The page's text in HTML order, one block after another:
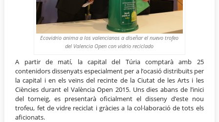
Ecovidrio anima a los valencianos a diseñar el nuevo trofeo
del Valencia Open con vidrio reciclado
A partir de matí, la capital del Túria comptarà amb 25
contenidors dissenyats especialment per a l’ocasió distribuïts per
la capital i en els veïns del recinte de la Ciutat de les Arts i les
Ciències durant el València Open 2015. Uns dies abans de l’inici
del torneig, es presentarà oficialment el disseny d’este nou
trofeu, fet de vidre reciclat i gràcies a la col·laboració de tots els
aficionats.